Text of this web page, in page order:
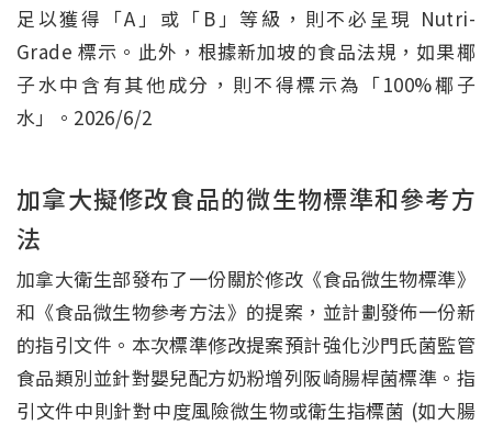
足以獲得「A」或「B」等級，則不必呈現 Nutri-
Grade 標示。此外，根據新加坡的食品法規，如果椰
子水中含有其他成分，則不得標示為「100%椰子
水」。2026/6/2
加拿大擬修改食品的微生物標準和參考方
法
加拿大衛生部發布了一份關於修改《食品微生物標準》
和《食品微生物參考方法》的提案，並計劃發佈一份新
的指引文件。本次標準修改提案預計強化沙門氏菌監管
食品類別並針對嬰兒配方奶粉增列阪崎腸桿菌標準。指
引文件中則針對中度風險微生物或衛生指標菌 (如大腸